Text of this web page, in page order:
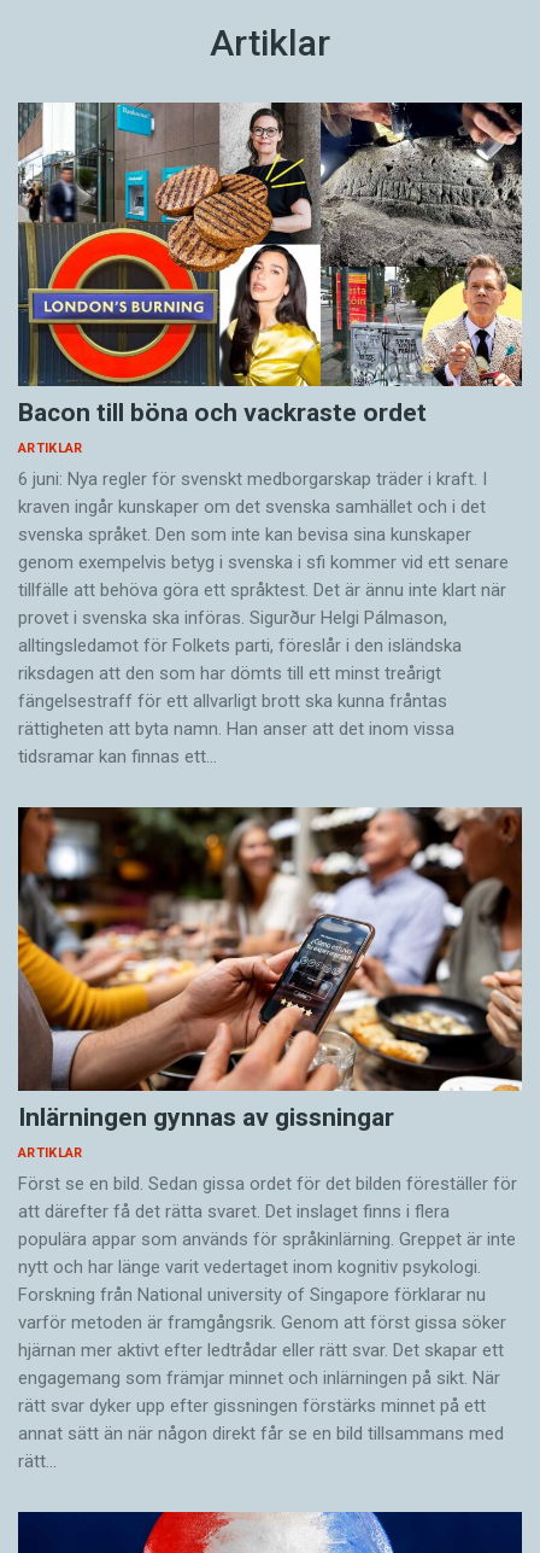
Artiklar
Bacon till böna och vackraste ordet
ARTIKLAR
6 juni: Nya regler för svenskt medborgarskap träder i kraft. I
kraven ingår kunskaper om det svenska samhället och i det
svenska språket. Den som inte kan bevisa sina kunskaper
genom exempelvis betyg i svenska i sfi kommer vid ett senare
tillfälle att behöva göra ett språktest. Det är ännu inte klart när
provet i svenska ska införas. Sigurður Helgi Pálmason,
alltingsledamot för Folkets parti, föreslår i den isländska
riksdagen att den som har dömts till ett minst treårigt
fängelsestraff för ett allvarligt brott ska kunna fråntas
rättigheten att byta namn. Han anser att det inom vissa
tidsramar kan finnas ett…
Inlärningen gynnas av gissningar
ARTIKLAR
Först se en bild. Sedan gissa ordet för det bilden föreställer för
att därefter få det rätta svaret. Det inslaget finns i flera
populära appar som används för språkinlärning. Greppet är inte
nytt och har länge varit vedertaget inom kognitiv psykologi.
Forskning från National university of Singa­pore förklarar nu
varför metoden är framgångsrik. Genom att först gissa ­söker
hjärnan mer aktivt ­efter ledtrådar eller rätt svar. Det skapar ett
engagemang som främjar minnet och inlärningen på sikt. När
rätt svar dyker upp efter gissningen förstärks minnet på ett
annat sätt än när någon direkt får se en bild tillsammans med
rätt…